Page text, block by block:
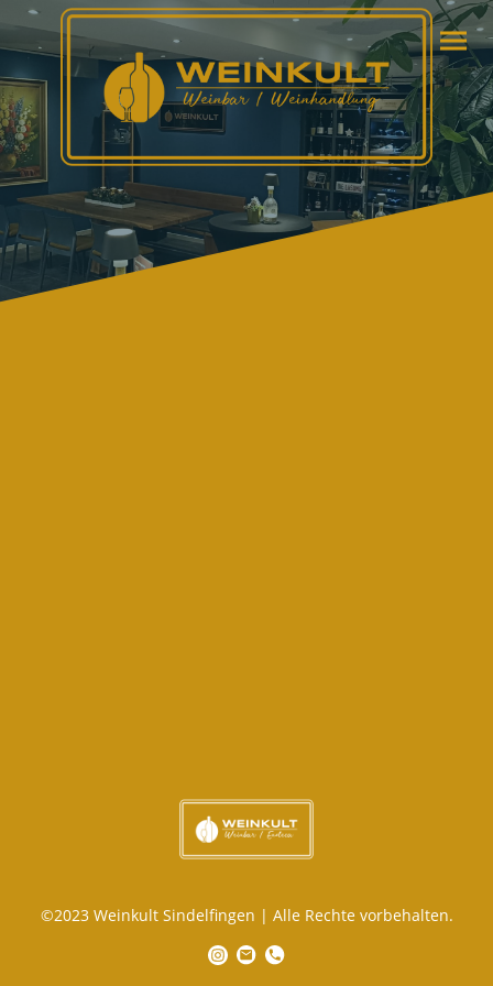
©2023 Weinkult Sindelfingen | Alle Rechte vorbehalten.